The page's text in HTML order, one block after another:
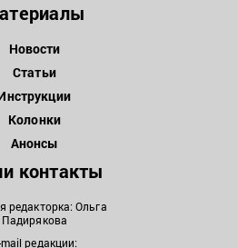
Новости
Статьи
Колонки
Анонсы
контакты
редакторка: Ольга
Падирякова
mail редакции: